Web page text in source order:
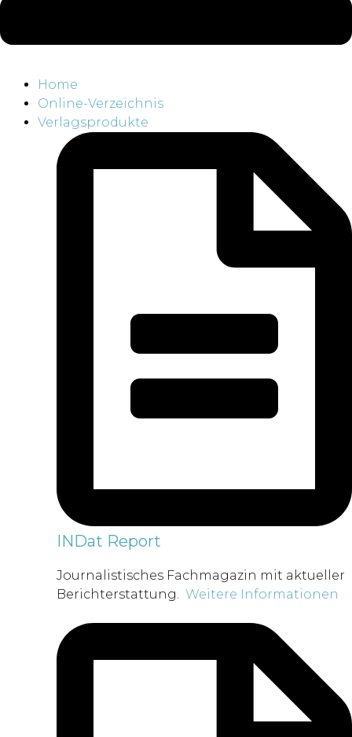
Home
Online-Verzeichnis
Verlagsprodukte
INDat Report
Journalistisches Fachmagazin mit aktueller
Berichterstattung. Weitere Informationen